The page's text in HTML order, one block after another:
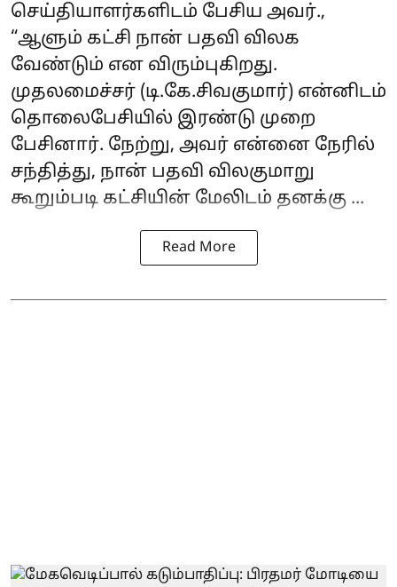
செய்தியாளர்களிடம் பேசிய அவர்.,
“ஆளும் கட்சி நான் பதவி விலக
வேண்டும் என விரும்புகிறது.
முதலமைச்சர் (டி.கே.சிவகுமார்) என்னிடம்
தொலைபேசியில் இரண்டு முறை
பேசினார். நேற்று, அவர் என்னை நேரில்
சந்தித்து, நான் பதவி விலகுமாறு
கூறும்படி கட்சியின் மேலிடம் தனக்கு ...
Read More